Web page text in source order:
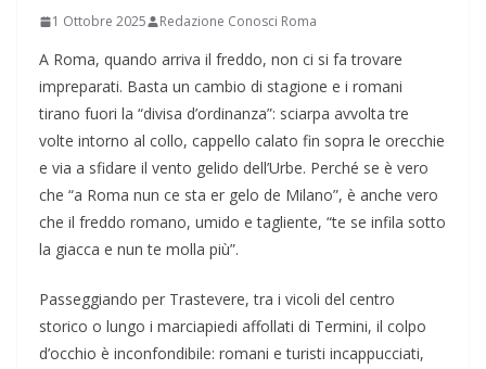
1 Ottobre 2025 Redazione Conosci Roma
A Roma, quando arriva il freddo, non ci si fa trovare
impreparati. Basta un cambio di stagione e i romani
tirano fuori la “divisa d’ordinanza”: sciarpa avvolta tre
volte intorno al collo, cappello calato fin sopra le orecchie
e via a sfidare il vento gelido dell’Urbe. Perché se è vero
che “a Roma nun ce sta er gelo de Milano”, è anche vero
che il freddo romano, umido e tagliente, “te se infila sotto
la giacca e nun te molla più”.
Passeggiando per Trastevere, tra i vicoli del centro
storico o lungo i marciapiedi affollati di Termini, il colpo
d’occhio è inconfondibile: romani e turisti incappucciati,